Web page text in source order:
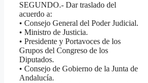
SEGUNDO.- Dar traslado del
acuerdo a:
• Consejo General del Poder Judicial.
• Ministro de Justicia.
• Presidente y Portavoces de los
Grupos del Congreso de los
Diputados.
• Consejo de Gobierno de la Junta de
Andalucía.